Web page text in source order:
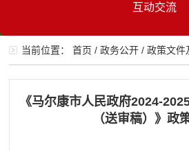
互动交流
当前位置：首页 /政务公开 /政策文件
《马尔康市人民政府2024-
（送审稿）》政